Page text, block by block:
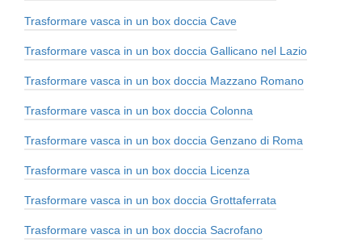
Trasformare vasca in un box doccia Cave
Trasformare vasca in un box doccia Gallicano nel Lazio
Trasformare vasca in un box doccia Mazzano Romano
Trasformare vasca in un box doccia Colonna
Trasformare vasca in un box doccia Genzano di Roma
Trasformare vasca in un box doccia Licenza
Trasformare vasca in un box doccia Grottaferrata
Trasformare vasca in un box doccia Sacrofano